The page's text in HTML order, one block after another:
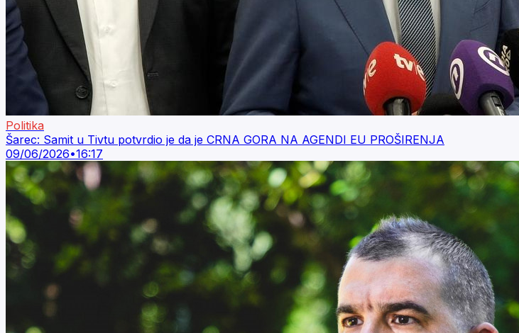
Politika
Šarec: Samit u Tivtu potvrdio je da je CRNA GORA NA AGENDI EU PROŠIRENJA
09/06/2026•16:17